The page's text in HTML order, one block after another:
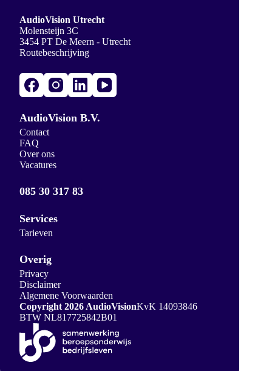
AudioVision Utrecht
Molensteijn 3C
3454 PT De Meern - Utrecht
Routebeschrijving
AudioVision B.V.
Contact
FAQ
Over ons
Vacatures
085 30 317 83
Services
Tarieven
Overig
Privacy
Disclaimer
Algemene Voorwaarden
Copyright 2026 AudioVisionKvK 14093846
BTW NL817725842B01